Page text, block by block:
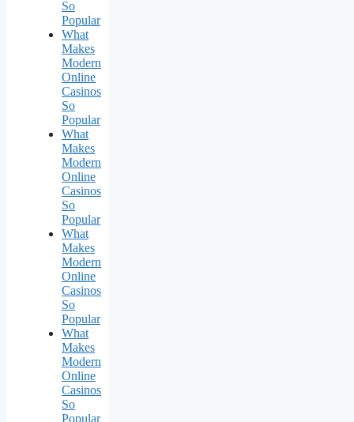
So
Popular
What
Makes
Modern
Online
Casinos
So
Popular
What
Makes
Modern
Online
Casinos
So
Popular
What
Makes
Modern
Online
Casinos
So
Popular
What
Makes
Modern
Online
Casinos
So
Popular